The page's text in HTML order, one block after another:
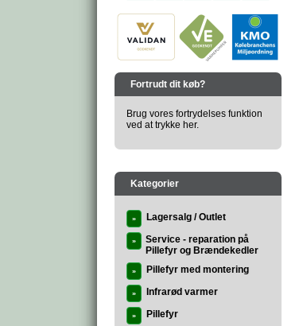
Fortrudt dit køb?
Brug vores fortrydelses funktion
ved at trykke her.
Kategorier
» Lagersalg / Outlet
»
Service - reparation på
Pillefyr og Brændekedler
» Pillefyr med montering
» Infrarød varmer
» Pillefyr